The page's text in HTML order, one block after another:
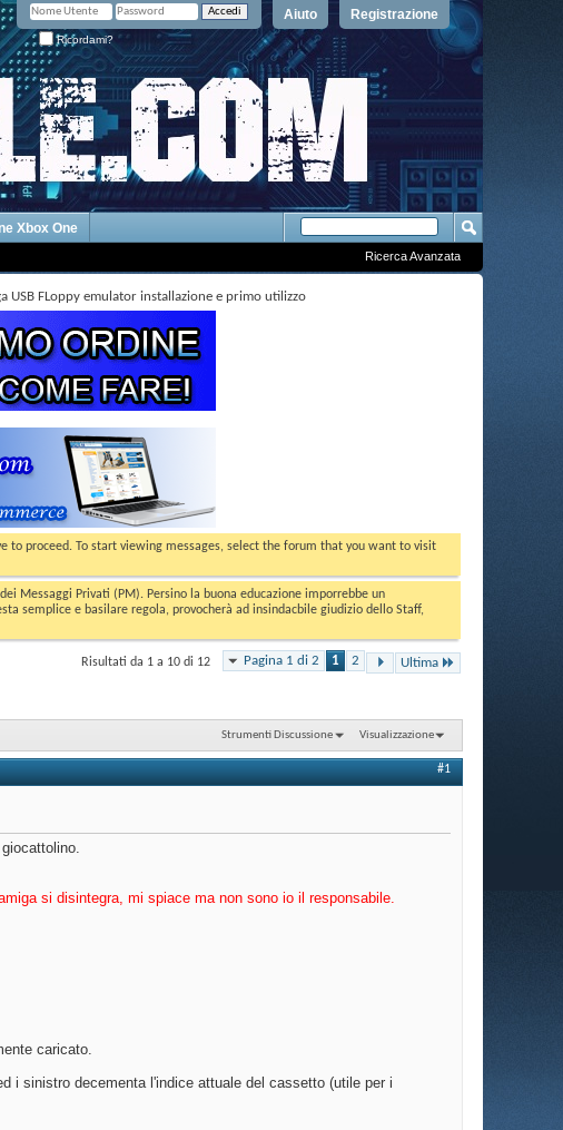
Registrazione
Aiuto
Ricordami?
Xbox One
Ricerca Avanzata
USB FLoppy emulator installazione e primo utilizzo
to proceed. To start viewing messages, select the forum that you want to visit
Messaggi Privati (PM). Persino la buona educazione imporrebbe un
semplice e basilare regola, provocherà ad insindacbile giudizio dello Staff,
Pagina 1 di 2 1 2 Ultima
Risultati da 1 a 10 di 12
Strumenti Discussione Visualizzazione
#1
si disintegra, mi spiace ma non sono io il responsabile.
caricato.
i sinistro decementa l'indice attuale del cassetto (utile per i